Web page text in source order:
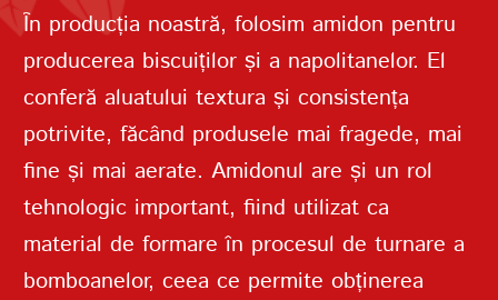
În producția noastră, folosim amidon pentru
producerea biscuiților și a napolitanelor. El
conferă aluatului textura și consistența
potrivite, făcând produsele mai fragede, mai
fine și mai aerate. Amidonul are și un rol
tehnologic important, fiind utilizat ca
material de formare în procesul de turnare a
bomboanelor, ceea ce permite obținerea
REPETAȚI PAROLA
CREAȚI UN CONT